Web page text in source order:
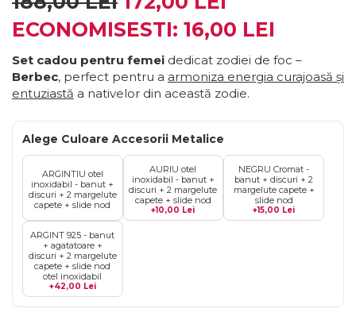
Bratara pentru Mama
Bratara Te Iubim Tati
Bratari Fete
Bratari Bff
TIPURI
Bratari din Piele
Bratari din Margele de Portelan
Bratari din Pietre Semipretioase
Bratari Zodii cu Dichis
Semipretioase
Bratari pentru Aromaterapie
ECONOMISESTI: 16,00 LEI
Set cadou pentru femei dedicat zodiei de foc –
Berbec, perfect pentru a armoniza energia curajoasă și
entuziastă a nativelor din această zodie.
Alege Culoare Accesorii Metalice
ARGINTIU otel
inoxidabil - banut +
discuri + 2 margelute
capete + slide nod
AURIU otel
inoxidabil - banut +
discuri + 2 margelute
capete + slide nod
+10,00 Lei
NEGRU Cromat -
banut + discuri + 2
margelute capete +
slide nod
+15,00 Lei
ARGINT 925 - banut
+ agatatoare +
discuri + 2 margelute
capete + slide nod
otel inoxidabil
+42,00 Lei